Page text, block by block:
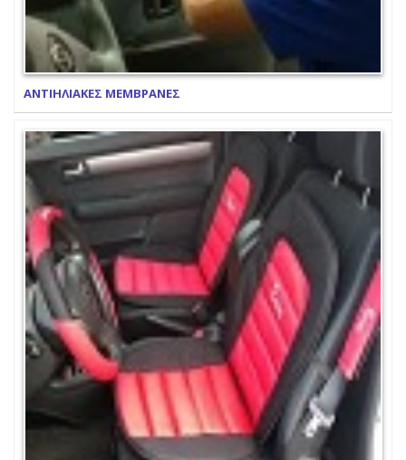
ΑΝΤΙΗΛΙΑΚΕΣ ΜΕΜΒΡΑΝΕΣ